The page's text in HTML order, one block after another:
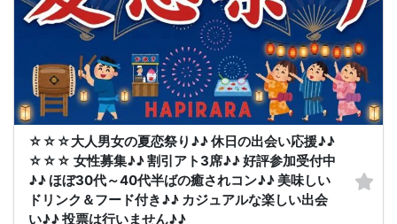
☆☆☆大人男女の夏恋祭り♪♪ 休日の出会い応援♪♪
☆☆☆ 女性募集♪♪ 割引アト3席♪♪ 好評参加受付中
♪♪ ほぼ30代～40代半ばの癒されコン♪♪ 美味しい
ドリンク＆フード付き♪♪ カジュアルな楽しい出会
い♪♪ 投票は行いません♪♪